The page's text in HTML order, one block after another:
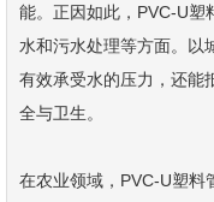
能。正因如此，PVC-U塑
水和污水处理等方面。以
有效承受水的压力，还能
全与卫生。
在农业领域，PVC-U塑料